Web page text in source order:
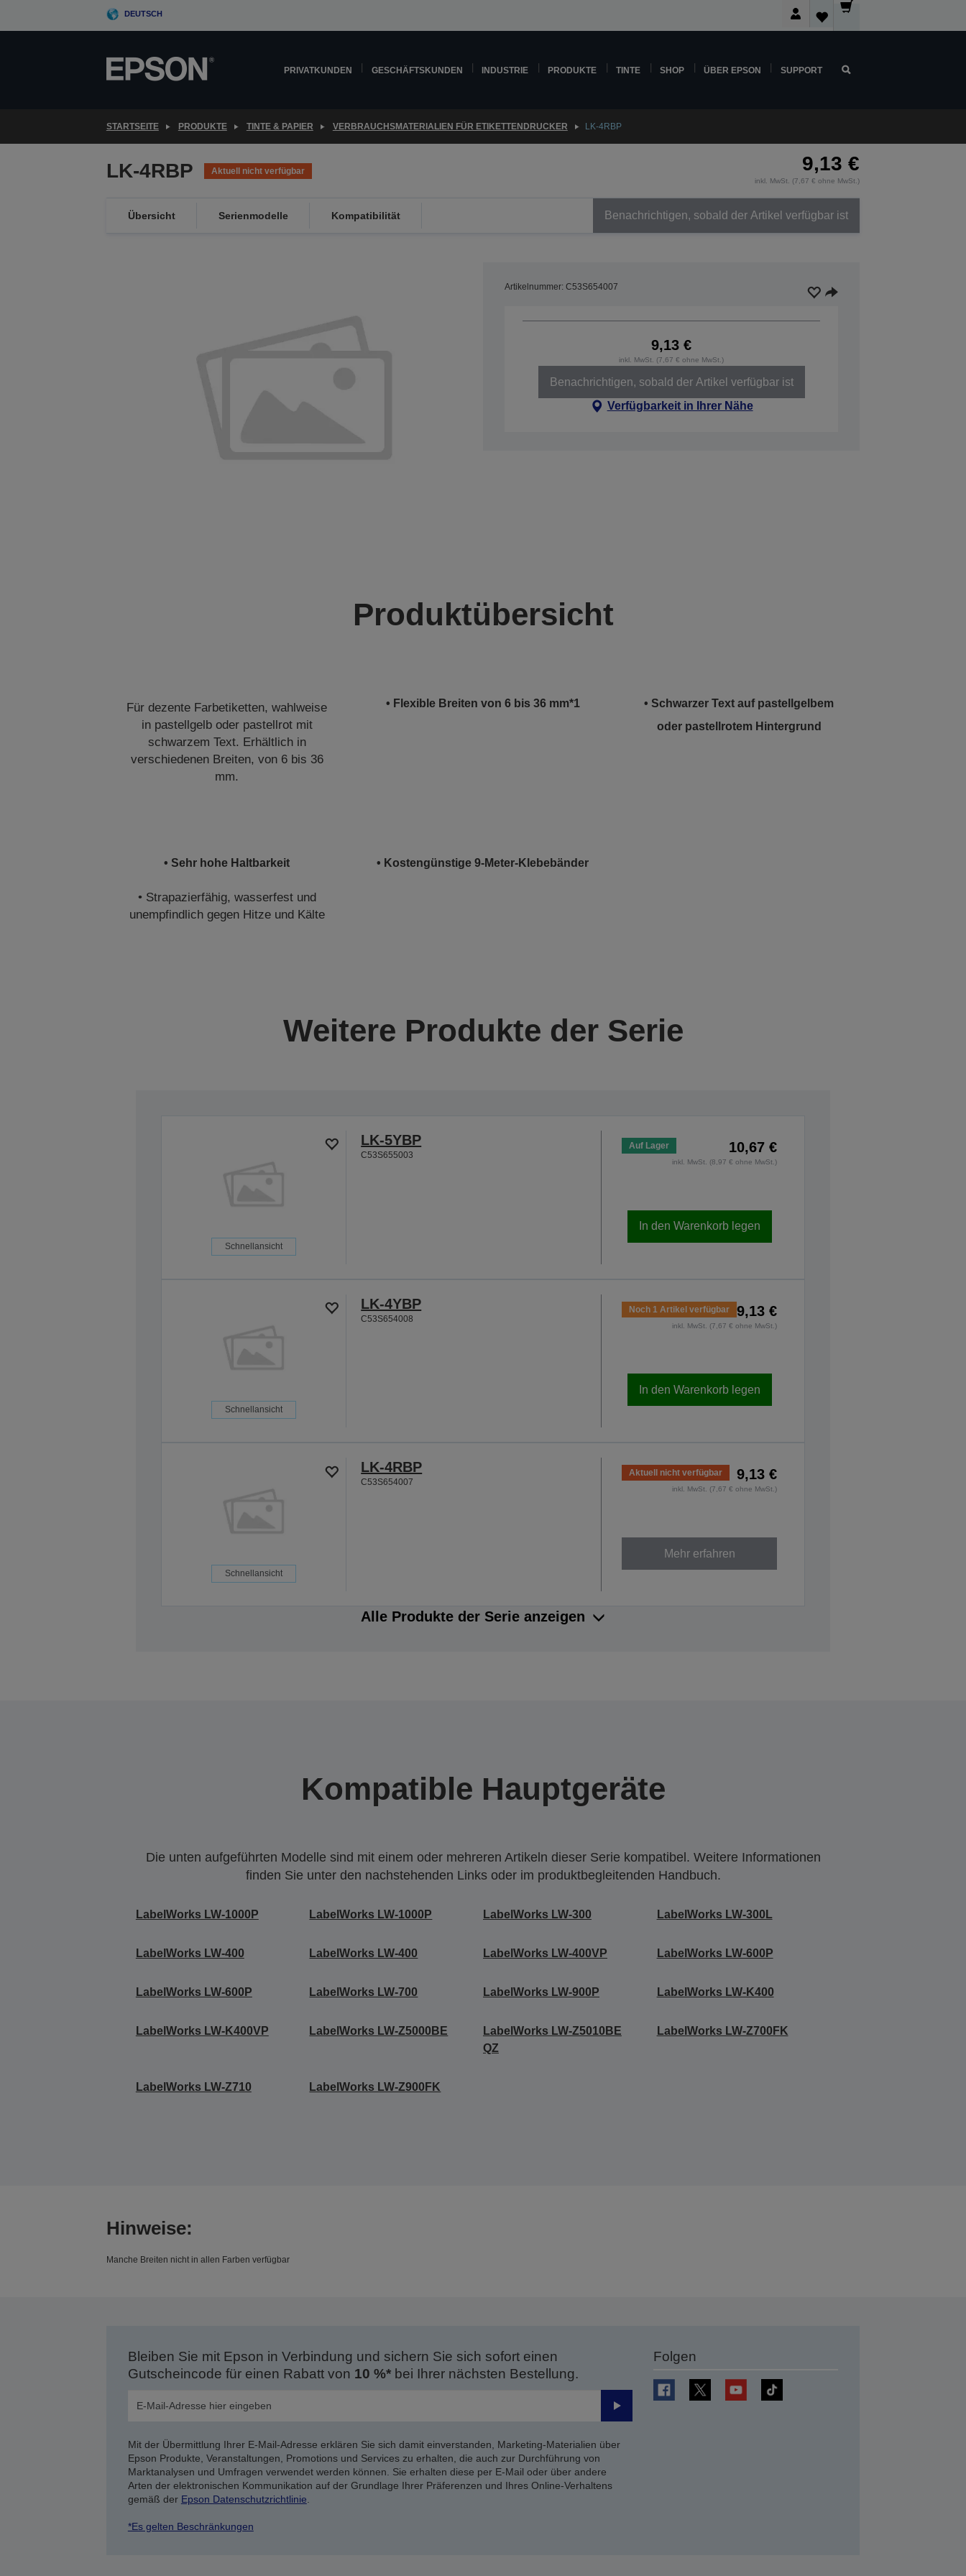
DEUTSCH
PRIVATKUNDEN GESCHÄFTSKUNDEN INDUSTRIE PRODUKTE TINTE SHOP ÜBER EPSON SUPPORT
STARTSEITE PRODUKTE TINTE & PAPIER VERBRAUCHSMATERIALIEN FÜR ETIKETTENDRUCKER LK-4RBP
LK-4RBP Aktuell nicht verfügbar 9,13 €
inkl. MwSt. (7,67 € ohne MwSt.)
Übersicht Serienmodelle Kompatibilität Benachrichtigen, sobald der Artikel verfügbar ist
Artikelnummer: C53S654007
9,13 €
inkl. MwSt. (7,67 € ohne MwSt.)
Benachrichtigen, sobald der Artikel verfügbar ist
Verfügbarkeit in Ihrer Nähe
Produktübersicht
Für dezente Farbetiketten, wahlweise
in pastellgelb oder pastellrot mit
schwarzem Text. Erhältlich in
verschiedenen Breiten, von 6 bis 36
mm.
• Flexible Breiten von 6 bis 36 mm*1
• Schwarzer Text auf pastellgelbem
oder pastellrotem Hintergrund
• Sehr hohe Haltbarkeit
• Strapazierfähig, wasserfest und
unempfindlich gegen Hitze und Kälte
• Kostengünstige 9-Meter-Klebebänder
Weitere Produkte der Serie
Schnellansicht
LK-5YBP
C53S655003
Auf Lager 10,67 €
inkl. MwSt. (8,97 € ohne MwSt.)
In den Warenkorb legen
Schnellansicht
LK-4YBP
C53S654008
Noch 1 Artikel verfügbar 9,13 €
inkl. MwSt. (7,67 € ohne MwSt.)
In den Warenkorb legen
Schnellansicht
LK-4RBP
C53S654007
Aktuell nicht verfügbar 9,13 €
inkl. MwSt. (7,67 € ohne MwSt.)
Mehr erfahren
Alle Produkte der Serie anzeigen
Kompatible Hauptgeräte
Die unten aufgeführten Modelle sind mit einem oder mehreren Artikeln dieser Serie kompatibel. Weitere Informationen
finden Sie unter den nachstehenden Links oder im produktbegleitenden Handbuch.
LabelWorks LW-1000P LabelWorks LW-1000P LabelWorks LW-300 LabelWorks LW-300L
LabelWorks LW-400 LabelWorks LW-400 LabelWorks LW-400VP LabelWorks LW-600P
LabelWorks LW-600P LabelWorks LW-700 LabelWorks LW-900P LabelWorks LW-K400
LabelWorks LW-K400VP LabelWorks LW-Z5000BE
LabelWorks LW-Z5010BE
QZ
LabelWorks LW-Z700FK
LabelWorks LW-Z710 LabelWorks LW-Z900FK
Hinweise:
Manche Breiten nicht in allen Farben verfügbar
Bleiben Sie mit Epson in Verbindung und sichern Sie sich sofort einen
Gutscheincode für einen Rabatt von 10 %*bei Ihrer nächsten Bestellung.
Senden
Mit der Übermittlung Ihrer E-Mail-Adresse erklären Sie sich damit einverstanden, Marketing-Materialien über
Epson Produkte, Veranstaltungen, Promotions und Services zu erhalten, die auch zur Durchführung von
Marktanalysen und Umfragen verwendet werden können. Sie erhalten diese per E-Mail oder über andere
Arten der elektronischen Kommunikation auf der Grundlage Ihrer Präferenzen und Ihres Online-Verhaltens
gemäß der Epson Datenschutzrichtlinie
*Es gelten Beschränkungen
Folgen